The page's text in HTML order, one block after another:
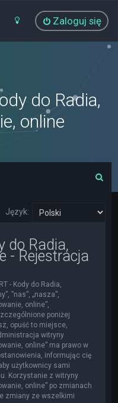
Zaloguj się
do Radia,
online
Język:
do Radia,
- Rejestracja
- Kody do Radia,
”nas”, „nasza”,
online”,
poniżej
opuść to miejsce,
witryny
online” ma prawo w
informując cię
użytkownicy sami
Korzystanie z witryny
online” po zmianach
zmiany ze wszelkimi